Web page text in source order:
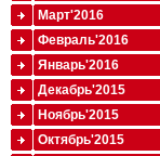
Март'2016
Февраль'2016
Январь'2016
Декабрь'2015
Ноябрь'2015
Октябрь'2015